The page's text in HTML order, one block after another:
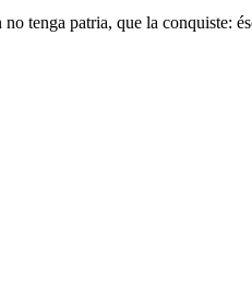
tenga patria, que la conquiste: